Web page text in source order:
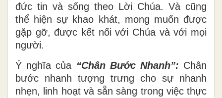
đức tin và sống theo Lời Chúa. Và cũng
thể hiện sự khao khát, mong muốn được
gặp gỡ, được kết nối với Chúa và với mọi
người.
Ý nghĩa của “Chân Bước Nhanh”: Chân
bước nhanh tượng trưng cho sự nhanh
nhẹn, linh hoạt và sẵn sàng trong việc thực